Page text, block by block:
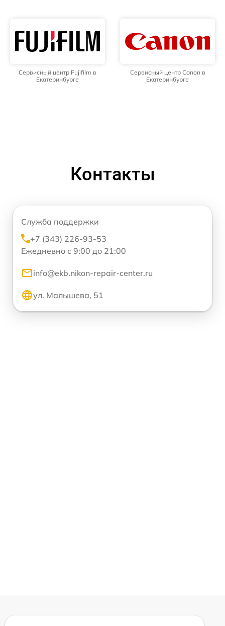
Сервисный центр Fujifilm в
Екатеринбурге
Сервисный центр Canon в
Екатеринбурге
Контакты
Служба поддержки
+7 (343) 226-93-53
Ежедневно с 9:00 до 21:00
info@ekb.nikon-repair-center.ru
ул. Малышева, 51